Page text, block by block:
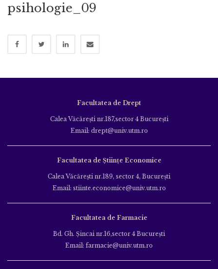
psihologie_09
Facultatea de Drept
Calea Văcăreşti nr.187,sector 4 Bucureşti
Email: drept@univ.utm.ro
Facultatea de Științe Economice
Calea Văcăreşti nr.189, sector 4, Bucureşti
Email: stiinte.economice@univ.utm.ro
Facultatea de Farmacie
Bd. Gh. Şincai nr.16,sector 4 Bucureşti
Email: farmacie@univ.utm.ro